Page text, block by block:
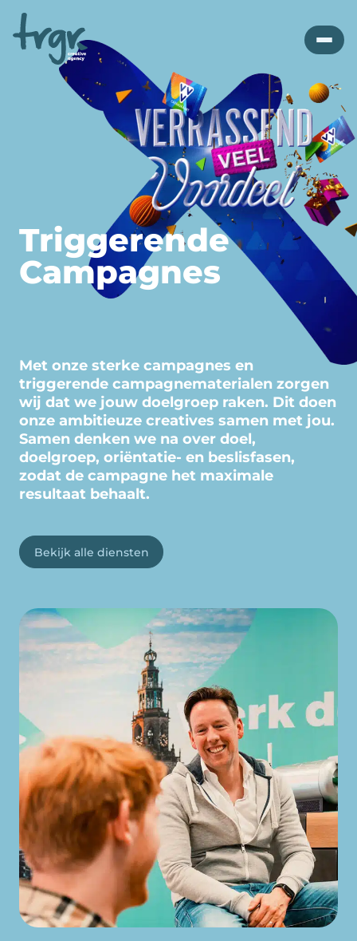
Triggerende
Campagnes
Met onze sterke campagnes en
triggerende campagnematerialen zorgen
wij dat we jouw doelgroep raken. Dit doen
onze ambitieuze creatives samen met jou.
Samen denken we na over doel,
doelgroep, oriëntatie- en beslisfasen,
zodat de campagne het maximale
resultaat behaalt.
Bekijk alle diensten